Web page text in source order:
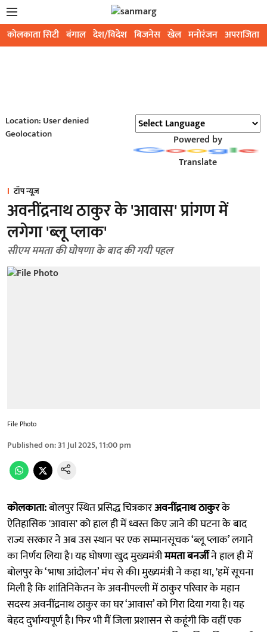
कोलकाता सिटी बंगाल देश/विदेश बिजनेस खेल मनोरंजन अपराजिता
Location: User denied
Geolocation
Powered by
Translate
टॉप न्यूज़
अवनींद्रनाथ ठाकुर के 'आवास' प्रांगण में
लगेगा 'ब्लू प्लाक'
सीएम ममता की घोषणा के बाद की गयी पहल
File Photo
Published on:31 Jul 2025, 11:00 pm
कोलकाता:बोलपुर स्थित प्रसिद्ध चित्रकारअवनींद्रनाथ ठाकुरके
ऐतिहासिक 'आवास' को हाल ही में ध्वस्त किए जाने की घटना के बाद
राज्य सरकार ने अब उस स्थान पर एक सम्मानसूचक ‘ब्लू प्लाक’ लगाने
का निर्णय लिया है। यह घोषणा खुद मुख्यमंत्रीममता बनर्जीने हाल ही में
बोलपुर के ‘भाषा आंदोलन’ मंच से की। मुख्यमंत्री ने कहा था, 'हमें सूचना
मिली है कि शांतिनिकेतन के अवनीपल्ली में ठाकुर परिवार के महान
सदस्य अवनींद्रनाथ ठाकुर का घर ‘आवास’ को गिरा दिया गया है। यह
बेहद दुर्भाग्यपूर्ण है। फिर भी मैं जिला प्रशासन से कहूंगी कि वहीं एक